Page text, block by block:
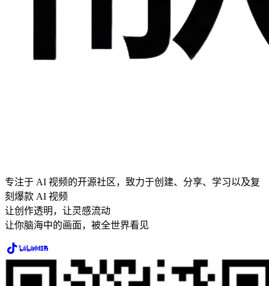
专注于 AI 视频的开源社区，致力于创建、分享、学习以及复
刻爆款 AI 视频
让创作透明，让灵感流动
让你脑海中的画面，被全世界看见